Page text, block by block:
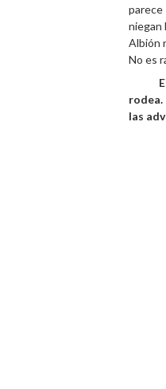
niegan
Albión
No es
las